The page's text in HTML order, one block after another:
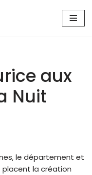
aux
Nuit
le département et
placent la création